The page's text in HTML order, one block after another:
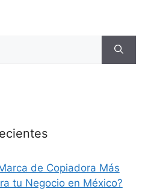
de Copiadora Más
tu Negocio en México?